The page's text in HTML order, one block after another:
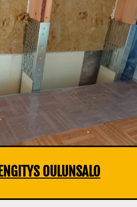
OULUNSALO